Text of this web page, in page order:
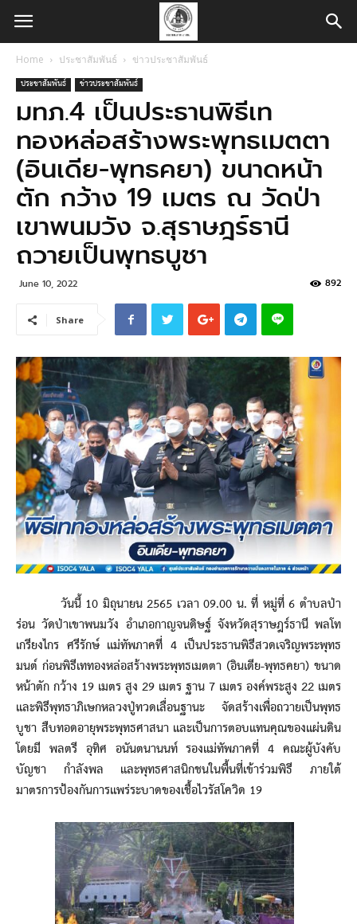
Home ประชาสัมพันธ์ ข่าวประชาสัมพันธ์
ประชาสัมพันธ์ ข่าวประชาสัมพันธ์
มทภ.4 เป็นประธานพิธีเท
ทองหล่อสร้างพระพุทธเมตตา
(อินเดีย-พุทธคยา) ขนาดหน้า
ตัก กว้าง 19 เมตร ณ วัดป่า
เขาพนมวัง จ.สุราษฎร์ธานี
ถวายเป็นพุทธบูชา
June 10, 2022 892
Share
วันนี้ 10 มิถุนายน 2565 เวลา 09.00 น. ที่ หมู่ที่ 6 ตำบลป่า
ร่อน วัดป่าเขาพนมวัง อำเภอกาญจนดิษฐ์ จังหวัดสุราษฎร์ธานี พลโท
เกรียงไกร ศรีรักษ์ แม่ทัพภาคที่ 4 เป็นประธานพิธีสวดเจริญพระพุทธ
มนต์ ก่อนพิธีเททองหล่อสร้างพระพุทธเมตตา (อินเดีย-พุทธคยา) ขนาด
หน้าตัก กว้าง 19 เมตร สูง 29 เมตร ฐาน 7 เมตร องค์พระสูง 22 เมตร
และพิธีพุทธาภิเษกหลวงปู่ทวดเลื่อนฐานะ จัดสร้างเพื่อถวายเป็นพุทธ
บูชา สืบทอดอายุพระพุทธศาสนา และเป็นการตอบแทนคุณของแผ่นดิน
โดยมี พลตรี อุทิศ อนันตนานนท์ รองแม่ทัพภาคที่ 4 คณะผู้บังคับ
บัญชา กำลังพล และพุทธศาสนิกชนในพื้นที่เข้าร่วมพิธี ภายใต้
มาตรการป้องกันการแพร่ระบาดของเชื้อไวรัสโควิด 19